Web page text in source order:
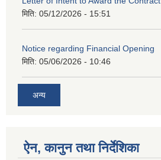
मिति: 05/12/2026 - 15:51
Notice regarding Financial Opening
मिति: 05/06/2026 - 10:46
अन्य
ऐन, कानुन तथा निर्देशिका